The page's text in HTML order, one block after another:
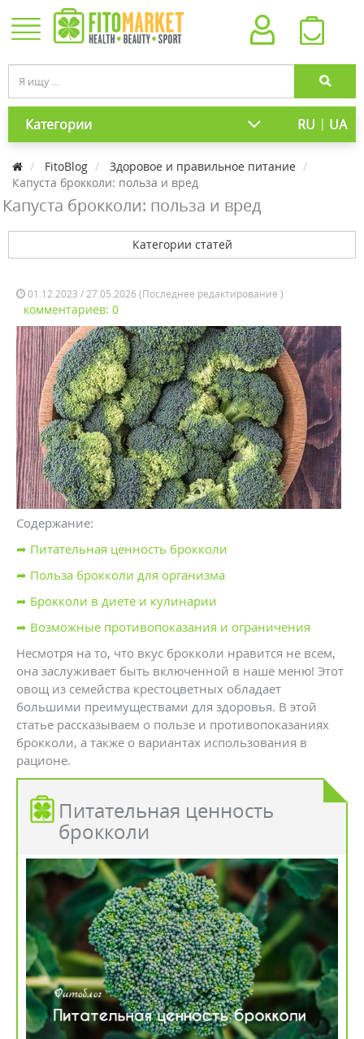
Категории RU | UA
FitoBlog
Здоровое и правильное питание
Капуста брокколи: польза и вред
Капуста брокколи: польза и вред
Категории статей
01.12.2023 / 27.05.2026 (Последнее редактирование )
комментариев: 0
Содержание:
➦ Питательная ценность брокколи
➦ Польза брокколи для организма
➦ Брокколи в диете и кулинарии
➦ Возможные противопоказания и ограничения
Несмотря на то, что вкус брокколи нравится не всем,
она заслуживает быть включенной в наше меню! Этот
овощ из семейства крестоцветных обладает
большими преимуществами для здоровья. В этой
статье рассказываем о пользе и противопоказаниях
брокколи, а также о вариантах использования в
рационе.
Питательная ценность
брокколи